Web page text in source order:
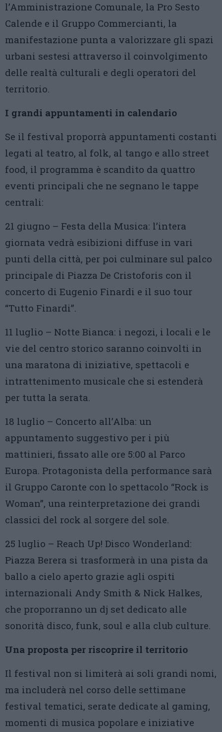
l’Amministrazione Comunale, la Pro Sesto
Calende e il Gruppo Commercianti, la
manifestazione punta a valorizzare gli spazi
urbani sestesi attraverso il coinvolgimento
delle realtà culturali e degli operatori del
territorio.
I grandi appuntamenti in calendario
Se il festival proporrà appuntamenti costanti
legati al teatro, al folk, al tango e allo street
food, il programma è scandito da quattro
eventi principali che ne segnano le tappe
centrali:
21 giugno – Festa della Musica: l’intera
giornata vedrà esibizioni diffuse in vari
punti della città, per poi culminare sul palco
principale di Piazza De Cristoforis con il
concerto di Eugenio Finardi e il suo tour
“Tutto Finardi”.
11 luglio – Notte Bianca: i negozi, i locali e le
vie del centro storico saranno coinvolti in
una maratona di iniziative, spettacoli e
intrattenimento musicale che si estenderà
per tutta la serata.
18 luglio – Concerto all’Alba: un
appuntamento suggestivo per i più
mattinieri, fissato alle ore 5:00 al Parco
Europa. Protagonista della performance sarà
il Gruppo Caronte con lo spettacolo “Rock is
Woman”, una reinterpretazione dei grandi
classici del rock al sorgere del sole.
25 luglio – Reach Up! Disco Wonderland:
Piazza Berera si trasformerà in una pista da
ballo a cielo aperto grazie agli ospiti
internazionali Andy Smith & Nick Halkes,
che proporranno un dj set dedicato alle
sonorità disco, funk, soul e alla club culture.
Una proposta per riscoprire il territorio
Il festival non si limiterà ai soli grandi nomi,
ma includerà nel corso delle settimane
festival tematici, serate dedicate al gaming,
momenti di musica popolare e iniziative